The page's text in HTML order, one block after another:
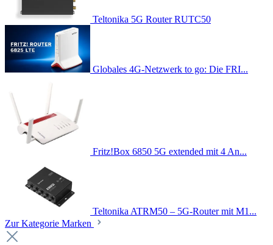
Teltonika 5G Router RUTC50
Globales 4G-Netzwerk to go: Die FRI...
Fritz!Box 6850 5G extended mit 4 An...
Teltonika ATRM50 – 5G-Router mit M1...
Zur Kategorie Marken